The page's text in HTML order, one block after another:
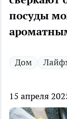
посуды
Дом
15 апреля